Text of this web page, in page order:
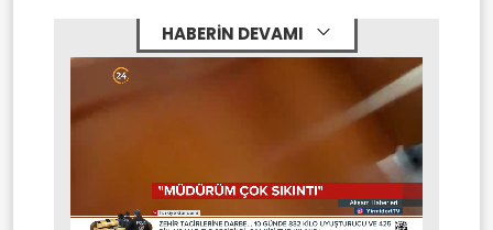
HABERİN DEVAMI